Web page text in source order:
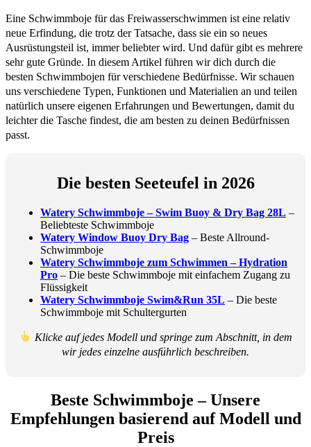
Eine Schwimmboje für das Freiwasserschwimmen ist eine relativ
neue Erfindung, die trotz der Tatsache, dass sie ein so neues
Ausrüstungsteil ist, immer beliebter wird. Und dafür gibt es mehrere
sehr gute Gründe. In diesem Artikel führen wir dich durch die
besten Schwimmbojen für verschiedene Bedürfnisse. Wir schauen
uns verschiedene Typen, Funktionen und Materialien an und teilen
natürlich unsere eigenen Erfahrungen und Bewertungen, damit du
leichter die Tasche findest, die am besten zu deinen Bedürfnissen
passt.
Die besten Seeteufel in 2026
Watery Schwimmboje – Swim Buoy & Dry Bag 28L –
Beliebteste Schwimmboje
Watery Window Buoy Dry Bag – Beste Allround-
Schwimmboje
Watery Schwimmboje zum Schwimmen – Hydration
Pro – Die beste Schwimmboje mit einfachem Zugang zu
Flüssigkeit
Watery Schwimmboje Swim&Run 35L – Die beste
Schwimmboje mit Schultergurten
Klicke auf jedes Modell und springe zum Abschnitt, in dem
wir jedes einzelne ausführlich beschreiben.
Beste Schwimmboje – Unsere
Empfehlungen basierend auf Modell und
Preis